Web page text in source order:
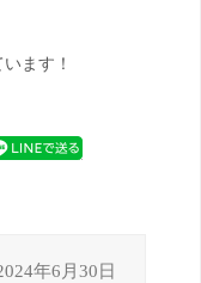
ます！
年6月30日